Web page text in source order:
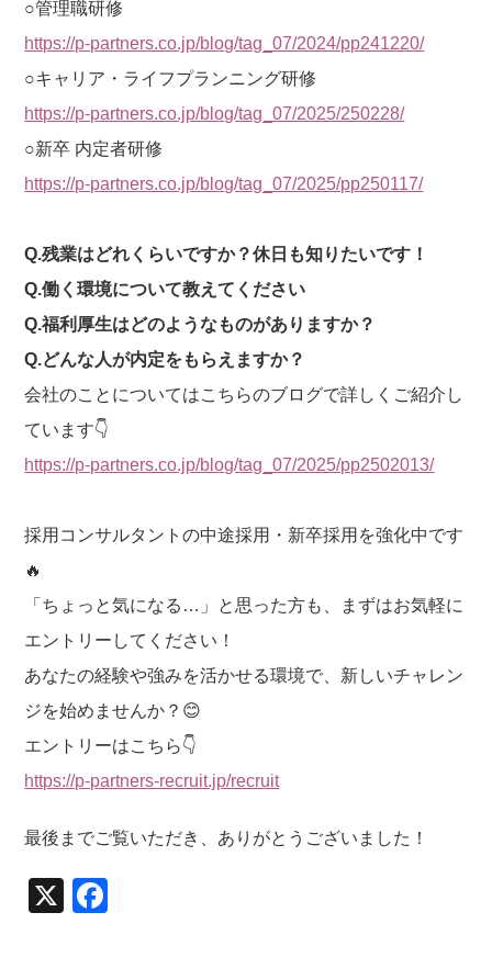
○管理職研修
https://p-partners.co.jp/blog/tag_07/2024/pp241220/
○キャリア・ライフプランニング研修
https://p-partners.co.jp/blog/tag_07/2025/250228/
○新卒 内定者研修
https://p-partners.co.jp/blog/tag_07/2025/pp250117/
Q.残業はどれくらいですか？休日も知りたいです！
Q.働く環境について教えてください
Q.福利厚生はどのようなものがありますか？
Q.どんな人が内定をもらえますか？
会社のことについてはこちらのブログで詳しくご紹介し
ています👇
https://p-partners.co.jp/blog/tag_07/2025/pp2502013/
採用コンサルタントの中途採用・新卒採用を強化中です
🔥
「ちょっと気になる…」と思った方も、まずはお気軽に
エントリーしてください！
あなたの経験や強みを活かせる環境で、新しいチャレン
ジを始めませんか？😊
エントリーはこちら👇
https://p-partners-recruit.jp/recruit
最後までご覧いただき、ありがとうございました！
X